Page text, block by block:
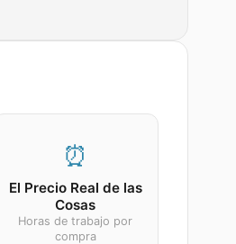
⏰
El Precio Real de las
Cosas
Horas de trabajo por
compra